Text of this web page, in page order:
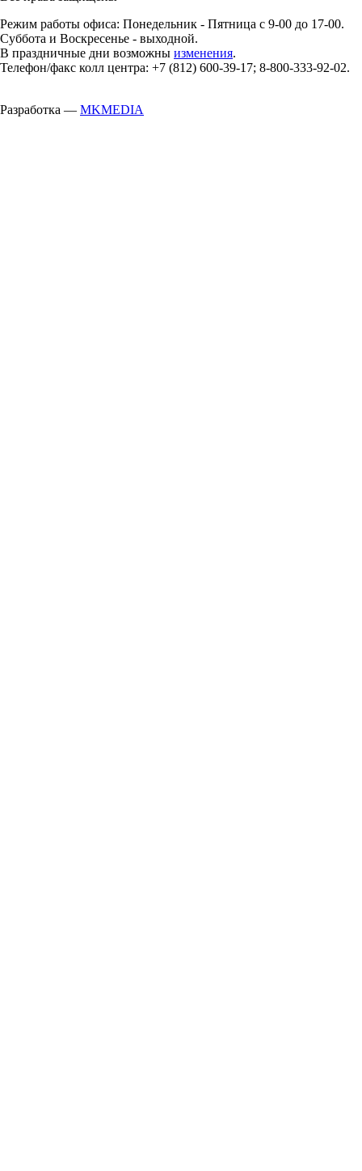
Режим работы офиса: Понедельник - Пятница с 9-00 до 17-00.
Суббота и Воскресенье - выходной.
В праздничные дни возможны изменения.
Телефон/факс колл центра: +7 (812) 600-39-17; 8-800-333-92-02.
Разработка — MKMEDIA